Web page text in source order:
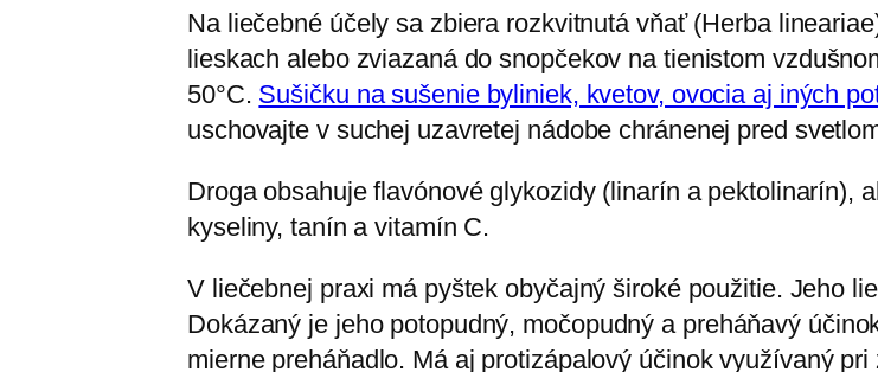
Na liečebné účely sa zbiera rozkvitnutá vňať (Herba
lieskach alebo zviazaná do snopčekov na tienistom
50°C. Sušičku na sušenie byliniek, kvetov, ovocia aj iných
uschovajte v suchej uzavretej nádobe chránenej pred
Droga obsahuje flavónové glykozidy (linarín a pektolinarín),
kyseliny, tanín a vitamín C.
V liečebnej praxi má pyštek obyčajný široké použitie. Jeho
Dokázaný je jeho potopudný, močopudný a preháňavý
mierne preháňadlo. Má aj protizápalový účinok využívaný